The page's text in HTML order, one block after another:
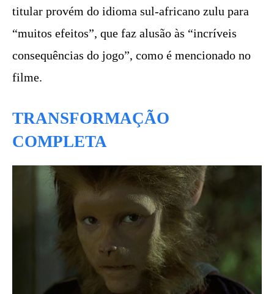
titular provém do idioma sul-africano zulu para
“muitos efeitos”, que faz alusão às “incríveis
consequências do jogo”, como é mencionado no
filme.
TRANSFORMAÇÃO
COMPLETA